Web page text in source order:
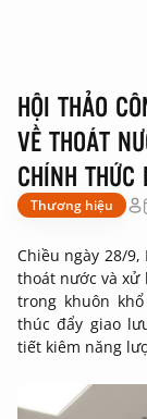
HỘI THẢO
VỀ THOÁT
CHÍNH THỨC
Thương hiệu
Chiều ngày 28/
thoát nước và xử
trong khuôn
thúc đẩy giao
tiết kiêm năng